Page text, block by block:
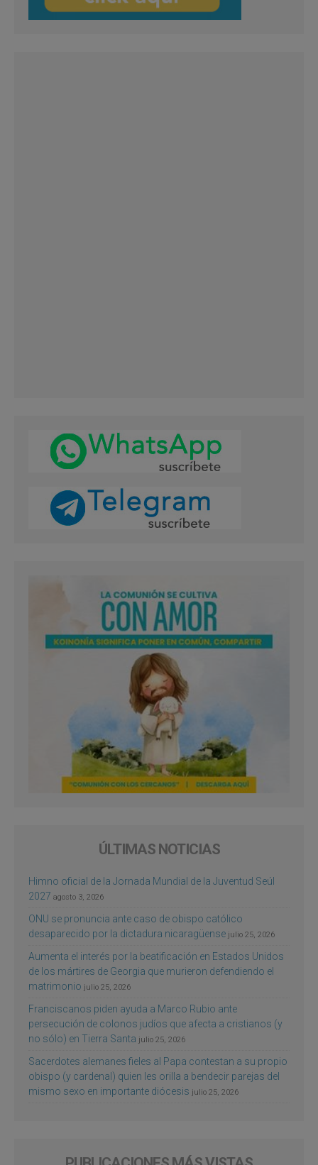
ÚLTIMAS NOTICIAS
Himno oficial de la Jornada Mundial de la Juventud Seúl
2027 agosto 3, 2026
ONU se pronuncia ante caso de obispo católico
desaparecido por la dictadura nicaragüense julio 25, 2026
Aumenta el interés por la beatificación en Estados Unidos
de los mártires de Georgia que murieron defendiendo el
matrimonio julio 25, 2026
Franciscanos piden ayuda a Marco Rubio ante
persecución de colonos judíos que afecta a cristianos (y
no sólo) en Tierra Santa julio 25, 2026
Sacerdotes alemanes fieles al Papa contestan a su propio
obispo (y cardenal) quien les orilla a bendecir parejas del
mismo sexo en importante diócesis julio 25, 2026